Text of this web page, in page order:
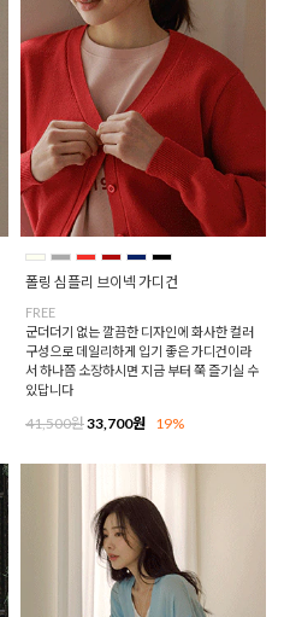
폴링 심플리 브이넥 가디건
FREE
군더더기 없는 깔끔한 디자인에 화사한 컬러
구성으로 데일리하게 입기 좋은 가디건이라
서 하나쯤 소장하시면 지금 부터 쭉 즐기실 수
있답니다
41,500원33,700원 19%